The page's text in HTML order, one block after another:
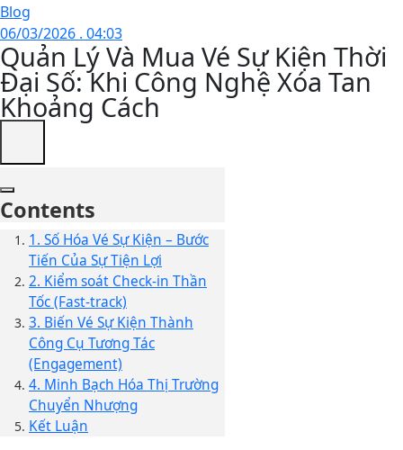
Blog
06/03/2026 . 04:03
Quản Lý Và Mua Vé Sự Kiện Thời
Đại Số: Khi Công Nghệ Xóa Tan
Khoảng Cách
Contents
1. Số Hóa Vé Sự Kiện – Bước
Tiến Của Sự Tiện Lợi
2. Kiểm soát Check-in Thần
Tốc (Fast-track)
3. Biến Vé Sự Kiện Thành
Công Cụ Tương Tác
(Engagement)
4. Minh Bạch Hóa Thị Trường
Chuyển Nhượng
Kết Luận